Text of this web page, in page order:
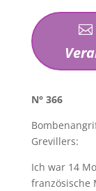
N° 366
Grevillers:
Ich war 14
französische